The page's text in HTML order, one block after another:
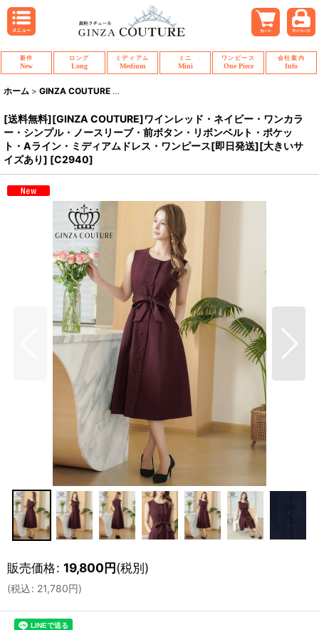
新作
New
ロング
Long
ミディアム
Medium
ミニ
Mini
ワンピース
One Piece
会社案内
Info
ホーム > GINZA COUTURE >
[送料無料][GINZA COUTURE]ワインレッド・ネイビー・ワンカラ
ー・シンプル・ノースリーブ・前ボタン・リボンベルト・ポケッ
ト・Aライン・ミディアムドレス・ワンピース[即日発送][大きいサ
イズあり] [C2940]
販売価格: 19,800円(税別)
(税込: 21,780円)